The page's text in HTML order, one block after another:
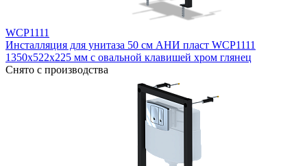
WCP1111
Инсталляция для унитаза 50 см АНИ пласт WCP1111
1350х522х225 мм с овальной клавишей хром глянец
Снято с производства